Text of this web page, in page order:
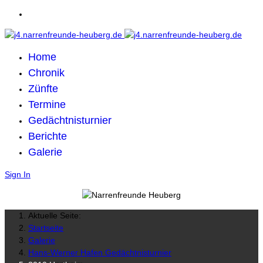
Home
Chronik
Zünfte
Termine
Gedächtnisturnier
Berichte
Galerie
Sign In
Aktuelle Seite:
Startseite
Galerie
Hans-Werner Hafen Gedächtnisturnier